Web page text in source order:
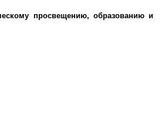
просвещению, образованию и